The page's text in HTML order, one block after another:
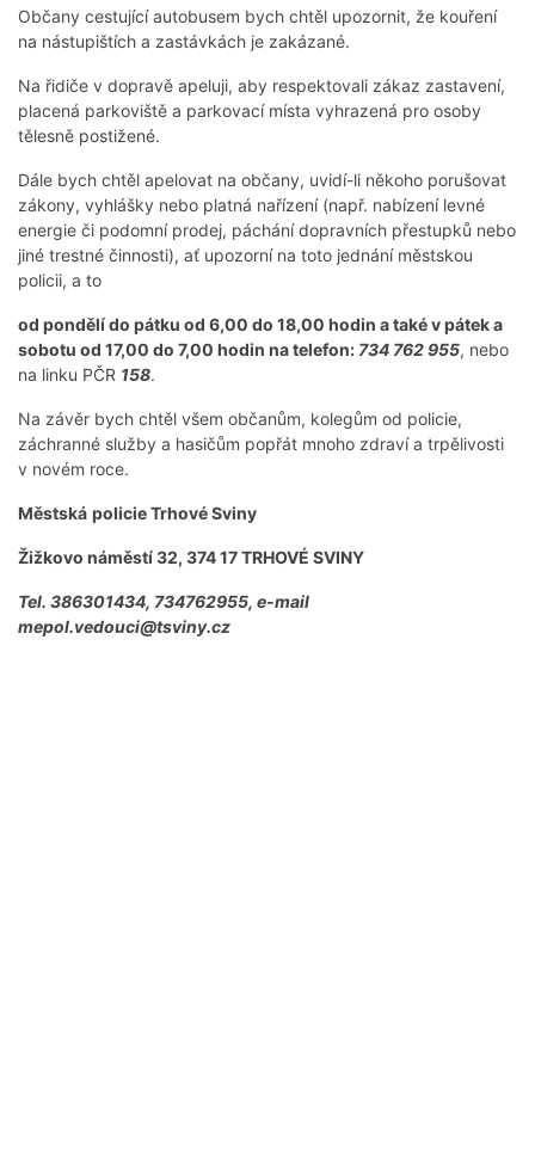
Občany cestující autobusem bych chtěl upozornit, že kouření
na nástupištích a zastávkách je zakázané.
Na řidiče v dopravě apeluji, aby respektovali zákaz zastavení,
placená parkoviště a parkovací místa vyhrazená pro osoby
tělesně postižené.
Dále bych chtěl apelovat na občany, uvidí-li někoho porušovat
zákony, vyhlášky nebo platná nařízení (např. nabízení levné
energie či podomní prodej, páchání dopravních přestupků nebo
jiné trestné činnosti), ať upozorní na toto jednání městskou
policii, a to
od pondělí do pátku od 6,00 do 18,00 hodin a také v pátek a
sobotu od 17,00 do 7,00 hodin na telefon: 734 762 955, nebo
na linku PČR 158.
Na závěr bych chtěl všem občanům, kolegům od policie,
záchranné služby a hasičům popřát mnoho zdraví a trpělivosti
v novém roce.
Městská policie Trhové Sviny
Žižkovo náměstí 32, 374 17 TRHOVÉ SVINY
Tel. 386301434, 734762955, e-mail
mepol.vedouci@tsviny.cz